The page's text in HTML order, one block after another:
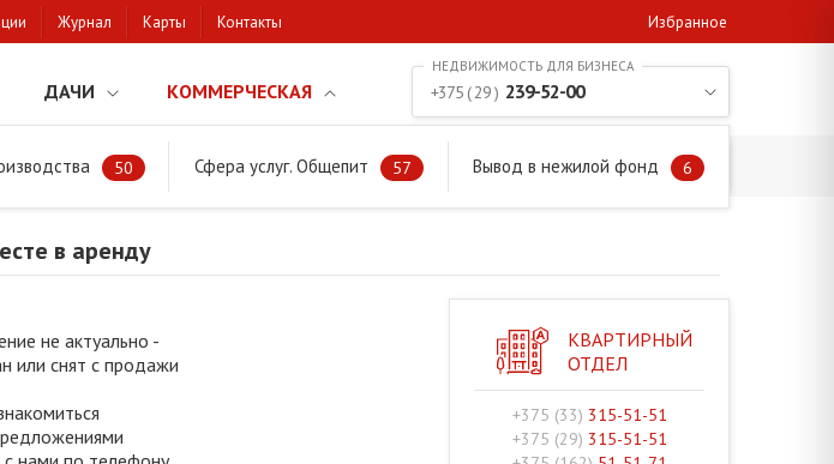
Журнал Карты Контакты Избранное
ДАЧИ КОММЕРЧЕСКАЯ
50 Сфера услуг. Общепит 57 Вывод в нежилой фонд 6
+375 ( 29 ) 239-52-00
в Бресте в аренду
в аренду
не актуально -
или снят с продажи
КВАРТИРНЫЙ
ОТДЕЛ
+375 (33) 315-51-51
+375 (29) 315-51-51